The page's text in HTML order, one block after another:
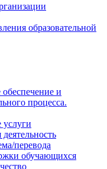
образовательной
и
процесса.
услуги
перевода
обучающихся